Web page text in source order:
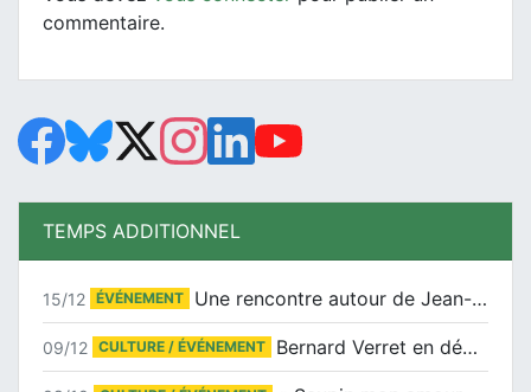
commentaire.
TEMPS ADDITIONNEL
15/12 ÉVÉNEMENT Une rencontre autour de Jean-Claude Suaudeau
09/12 CULTURE / ÉVÉNEMENT Bernard Verret en dédicaces le samedi 13 décembre à l’Espace Culturel Atlantis